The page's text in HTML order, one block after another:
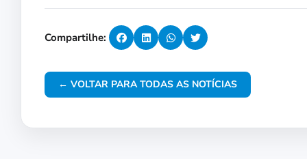
Compartilhe:
← VOLTAR PARA TODAS AS NOTÍCIAS